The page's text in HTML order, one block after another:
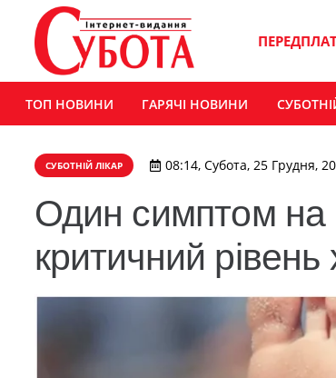
ТОП НОВИНИ ГАРЯЧІ НОВИНИ
СУБОТНІЙ ЛІКАР 08:14, Субота, 25 Грудня,
Один симптом на
критичний